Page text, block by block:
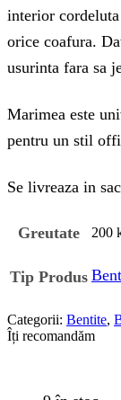
interior
orice coafura.
usurinta fara sa
Marimea este
pentru un stil
Se livreaza in
Greutate 200
Tip Produs
Categorii: Bentite,
Îți recomandăm